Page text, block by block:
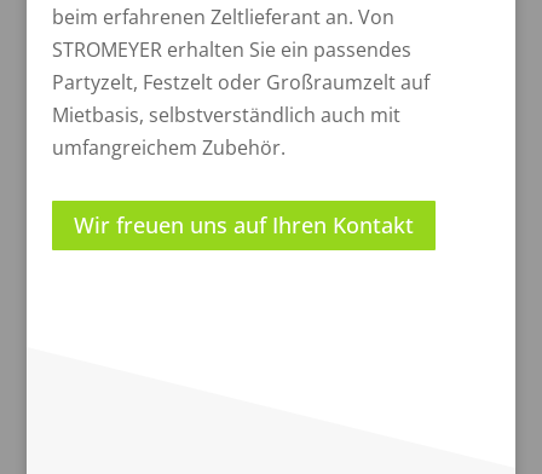
beim erfahrenen Zeltlieferant an. Von
STROMEYER erhalten Sie ein passendes
Partyzelt, Festzelt oder Großraumzelt auf
Mietbasis, selbstverständlich auch mit
umfangreichem Zubehör.
Wir freuen uns auf Ihren Kontakt